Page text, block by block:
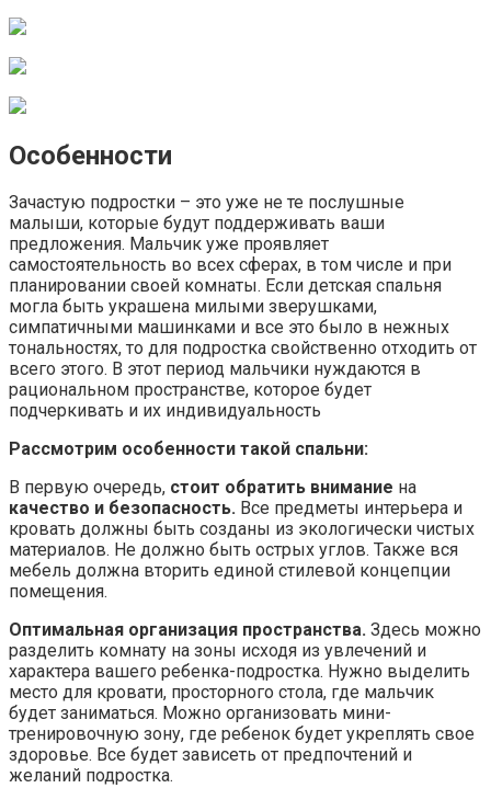
Особенности
Зачастую подростки – это уже не те послушные
малыши, которые будут поддерживать ваши
предложения. Мальчик уже проявляет
самостоятельность во всех сферах, в том числе и при
планировании своей комнаты. Если детская спальня
могла быть украшена милыми зверушками,
симпатичными машинками и все это было в нежных
тональностях, то для подростка свойственно отходить от
всего этого. В этот период мальчики нуждаются в
рациональном пространстве, которое будет
подчеркивать и их индивидуальность
Рассмотрим особенности такой спальни:
В первую очередь, стоит обратить внимание на
качество и безопасность. Все предметы интерьера и
кровать должны быть созданы из экологически чистых
материалов. Не должно быть острых углов. Также вся
мебель должна вторить единой стилевой концепции
помещения.
Оптимальная организация пространства. Здесь можно
разделить комнату на зоны исходя из увлечений и
характера вашего ребенка-подростка. Нужно выделить
место для кровати, просторного стола, где мальчик
будет заниматься. Можно организовать мини-
тренировочную зону, где ребенок будет укреплять свое
здоровье. Все будет зависеть от предпочтений и
желаний подростка.